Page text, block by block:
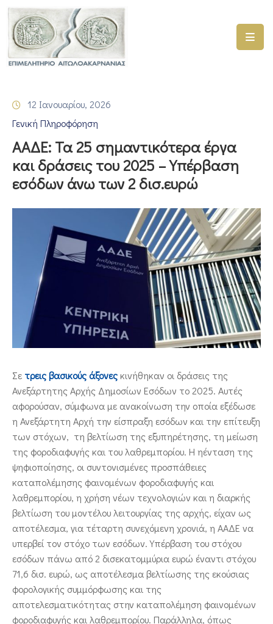
ΑΡΧΙΚΗ
ΓΕΜΗ
–
ΠΡΟΓΡΑΜΜΑΤΑ
ΕΠΙΜΕΛΗΤΗΡΙΟΥ
ΣΥΜΜΕΤΟΧΗ
ΕΤΑΙΡΕΙΕΣ
ΕΠΙΚΑΙΡΟΤΗΤΑ
ΕΠΙΚΟΙΝΩΝΙΑ
12 Ιανουαρίου, 2026
Γενική Πληροφόρηση
ΑΑΔΕ: Τα 25 σημαντικότερα έργα
και δράσεις του 2025 – Υπέρβαση
εσόδων άνω των 2 δισ.ευρώ
Σε τρεις βασικούς άξονες κινήθηκαν οι δράσεις της
Ανεξάρτητης Αρχής Δημοσίων Εσόδων το 2025. Αυτές
αφορούσαν, σύμφωνα με ανακοίνωση την οποία εξέδωσε
η Ανεξάρτητη Αρχή την είσπραξη εσόδων και την επίτευξη
των στόχων, τη βελτίωση της εξυπηρέτησης, τη μείωση
της φοροδιαφυγής και του λαθρεμπορίου. Η ηένταση της
ψηφιοποίησης, οι συντονισμένες προσπάθειες
καταπολέμησης φαινομένων φοροδιαφυγής και
λαθρεμπορίου, η χρήση νέων τεχνολογιών και η διαρκής
βελτίωση του μοντέλου λειτουργίας της αρχής, είχαν ως
αποτέλεσμα, για τέταρτη συνεχόμενη χρονιά, η ΑΑΔΕ να
υπερβεί τον στόχο των εσόδων. Υπέρβαση του στόχου
εσόδων πάνω από 2 δισεκατομμύρια ευρώ έναντι στόχου
71,6 δισ. ευρώ, ως αποτέλεσμα βελτίωσης της εκούσιας
φορολογικής συμμόρφωσης και της
αποτελεσματικότητας στην καταπολέμηση φαινομένων
φοροδιαφυγής και λαθρεμπορίου. Παράλληλα, όπως